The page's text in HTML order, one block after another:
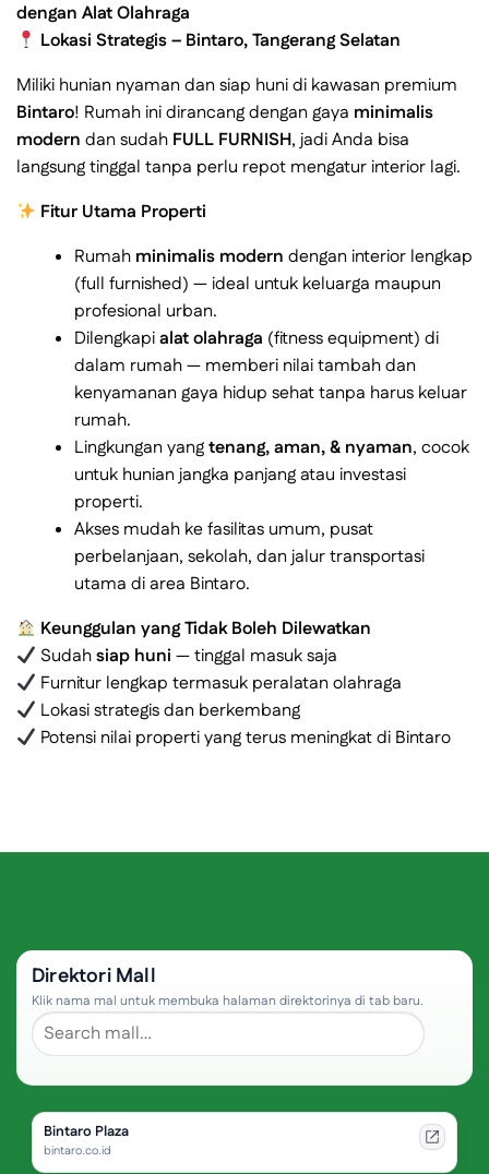
dengan Alat Olahraga
Lokasi Strategis – Bintaro, Tangerang Selatan
Miliki hunian nyaman dan siap huni di kawasan premium
Bintaro! Rumah ini dirancang dengan gaya minimalis
modern dan sudah FULL FURNISH, jadi Anda bisa
langsung tinggal tanpa perlu repot mengatur interior lagi.
Fitur Utama Properti
Rumah minimalis modern dengan interior lengkap
(full furnished) — ideal untuk keluarga maupun
profesional urban.
Dilengkapialat olahraga (fitness equipment) di
dalam rumah — memberi nilai tambah dan
kenyamanan gaya hidup sehat tanpa harus keluar
rumah.
Lingkungan yangtenang, aman, & nyaman, cocok
untuk hunian jangka panjang atau investasi
properti.
Akses mudah ke fasilitas umum, pusat
perbelanjaan, sekolah, dan jalur transportasi
utama di area Bintaro.
Keunggulan yang Tidak Boleh Dilewatkan
Sudahsiap huni — tinggal masuk saja
Furnitur lengkap termasuk peralatan olahraga
Lokasi strategis dan berkembang
Potensi nilai properti yang terus meningkat di Bintaro
Direktori Mall
Klik nama mal untuk membuka halaman direktorinya di tab baru.
Bintaro Plaza
bintaro.co.id